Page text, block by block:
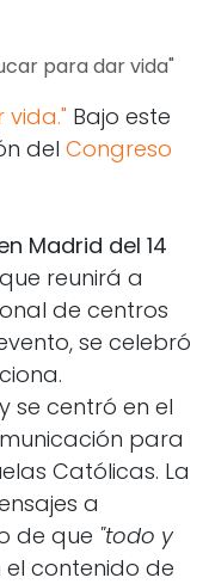
para dar vida"
Bajo este
del Congreso
Madrid del 14
reunirá a
de centros
se celebró
se centró en el
para
Católicas. La
a
de que "todo y
contenido de